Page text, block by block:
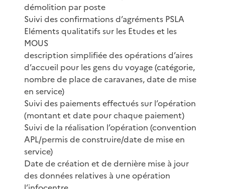
démolition par poste
Suivi des confirmations d’agréments PSLA
Eléments qualitatifs sur les Etudes et les
MOUS
description simplifiée des opérations d’aires
d’accueil pour les gens du voyage (catégorie,
nombre de place de caravanes, date de mise
en service)
Suivi des paiements effectués sur l’opération
(montant et date pour chaque paiement)
Suivi de la réalisation l’opération (convention
APL/permis de construire/date de mise en
service)
Date de création et de dernière mise à jour
des données relatives à une opération